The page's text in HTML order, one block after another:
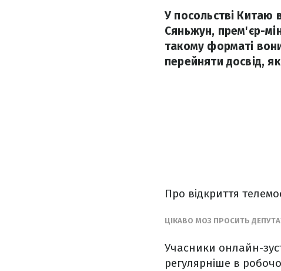
У посольстві Китаю
Сяньжун, прем'єр-
такому форматі
перейняти досвід,
Про відкриття
ЦІКАВО МОЗ ПРОСИТЬ
Учасники онлайн-
регулярніше в